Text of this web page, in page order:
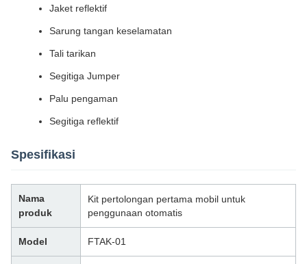
Jaket reflektif
Sarung tangan keselamatan
Tali tarikan
Segitiga Jumper
Palu pengaman
Segitiga reflektif
Spesifikasi
Nama
produk
Kit pertolongan pertama mobil untuk
penggunaan otomatis
Model FTAK-01